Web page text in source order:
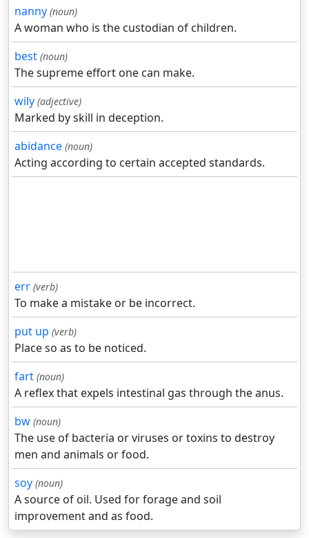
nanny (noun)
A woman who is the custodian of children.
best (noun)
The supreme effort one can make.
wily (adjective)
Marked by skill in deception.
abidance (noun)
Acting according to certain accepted standards.
err (verb)
To make a mistake or be incorrect.
put up (verb)
Place so as to be noticed.
fart (noun)
A reflex that expels intestinal gas through the anus.
bw (noun)
The use of bacteria or viruses or toxins to destroy
men and animals or food.
soy (noun)
A source of oil. Used for forage and soil
improvement and as food.